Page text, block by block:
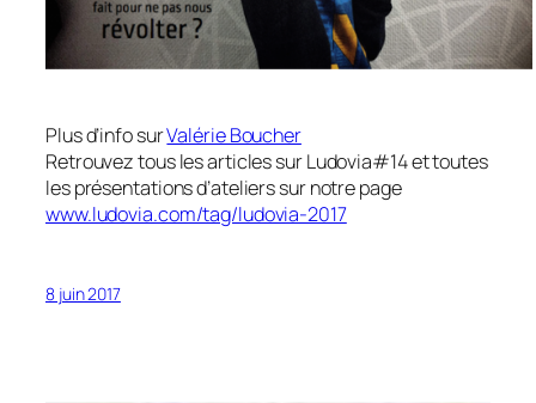
Plus d’info surValérie Boucher
Retrouvez tous les articles sur Ludovia#14 et toutes
les présentations d’ateliers sur notre page
www.ludovia.com/tag/ludovia-2017
8 juin 2017